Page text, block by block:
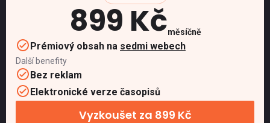
899 Kčměsíčně
Prémiový obsah na sedmi webech
Další benefity
Bez reklam
Elektronické verze časopisů
Vyzkoušet za 899 Kč